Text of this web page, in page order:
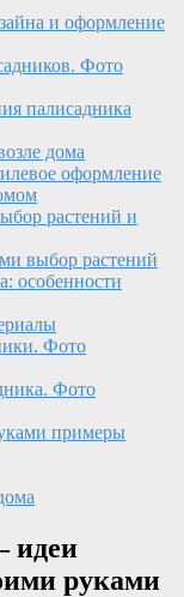
и оформление
Фото
палисадника
дома
оформление
растений и
выбор растений
особенности
Фото
Фото
примеры
идеи
руками